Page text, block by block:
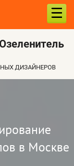
ДИЗАЙНЕРОВ
в Москве